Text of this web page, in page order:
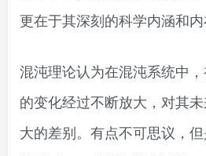
更在于其深刻的科学内涵和内
混沌理论认为在混沌系统中
的变化经过不断放大，对其
大的差别。有点不可思议，